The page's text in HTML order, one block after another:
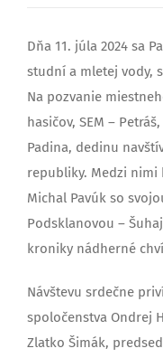
Dňa 11. júla 2024 sa
studní a mletej vody,
Na pozvanie
hasičov, SEM –
Padina, dedinu
republiky. Medzi nimi
Michal Pavúk so
Podsklanovou –
kroniky nádherné
Návštevu srdečne
spoločenstva Ondrej
Zlatko Šimák,